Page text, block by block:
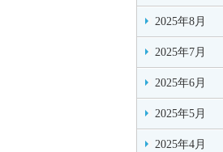
2025年8月
2025年7月
2025年6月
2025年5月
2025年4月